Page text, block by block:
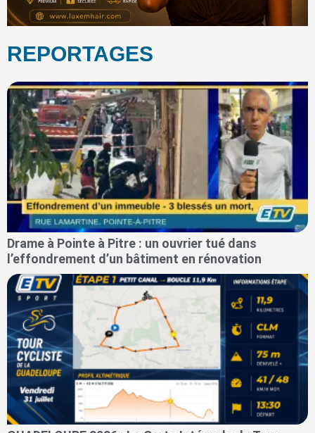
REPORTAGES
Drame à Pointe à Pitre : un ouvrier tué dans
l’effondrement d’un bâtiment en rénovation